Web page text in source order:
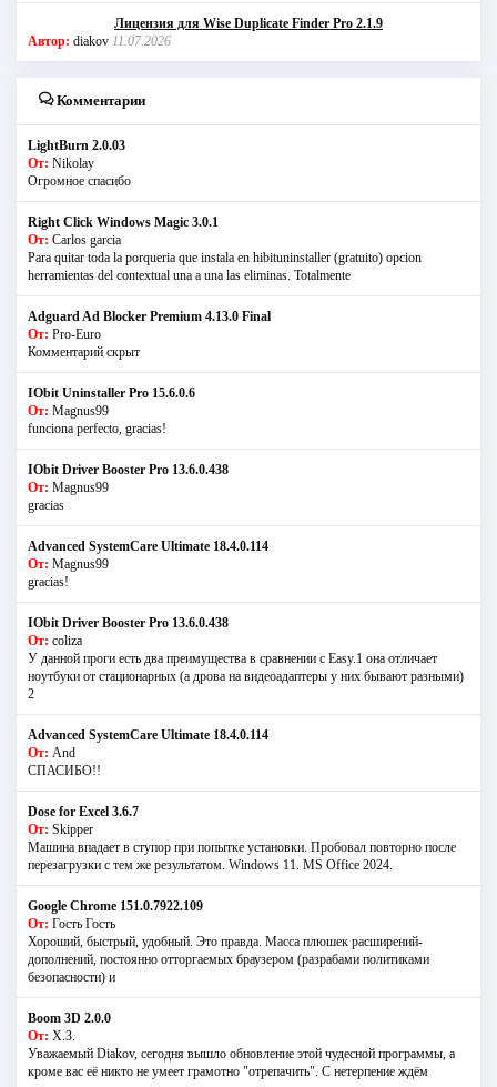
Лицензия для Wise Duplicate Finder Pro 2.1.9
Автор: diakov 11.07.2026
Комментарии
LightBurn 2.0.03
От: Nikolay
Огромное спасибо
Right Click Windows Magic 3.0.1
От: Carlos garcia
Para quitar toda la porqueria que instala en hibituninstaller (gratuito) opcion
herramientas del contextual una a una las eliminas. Totalmente
Adguard Ad Blocker Premium 4.13.0 Final
От: Pro-Euro
Комментарий скрыт
IObit Uninstaller Pro 15.6.0.6
От: Magnus99
funciona perfecto, gracias!
IObit Driver Booster Pro 13.6.0.438
От: Magnus99
gracias
Advanced SystemCare Ultimate 18.4.0.114
От: Magnus99
gracias!
IObit Driver Booster Pro 13.6.0.438
От: coliza
У данной проги есть два преимущества в сравнении с Easy.1 она отличает
ноутбуки от стационарных (а дрова на видеоадаптеры у них бывают разными)
2
Advanced SystemCare Ultimate 18.4.0.114
От: And
СПАСИБО!!
Dose for Excel 3.6.7
От: Skipper
Машина впадает в ступор при попытке установки. Пробовал повторно после
перезагрузки с тем же результатом. Windows 11. MS Offiсe 2024.
Google Chrome 151.0.7922.109
От: Гость Гость
Хороший, быстрый, удобный. Это правда. Масса плюшек расширений-
дополнений, постоянно отторгаемых браузером (разрабами политиками
безопасности) и
Boom 3D 2.0.0
От: Х.З.
Уважаемый Diakov, сегодня вышло обновление этой чудесной программы, а
кроме вас её никто не умеет грамотно "отрепачить". С нетерпение ждём